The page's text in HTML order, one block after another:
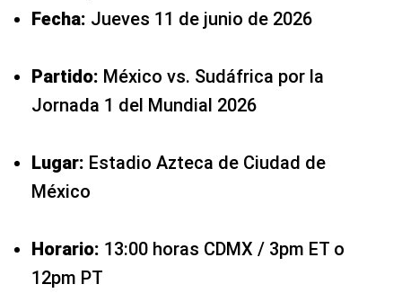
Fecha: Jueves 11 de junio de 2026
Partido: México vs. Sudáfrica por la
Jornada 1 del Mundial 2026
Lugar: Estadio Azteca de Ciudad de
México
Horario: 13:00 horas CDMX / 3pm ET o
12pm PT